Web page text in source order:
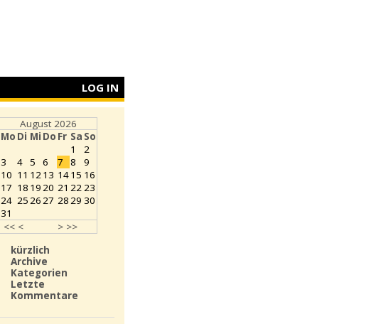
LOG IN
August 2026
Mo Di Mi Do Fr Sa So
<< < > >>
1
2
3
4 5 6 7 8
9
10 11 1213 1415 16
17 18 1920 21 2223
24 252627 2829 30
31
kürzlich
Archive
Kategorien
Letzte
Kommentare